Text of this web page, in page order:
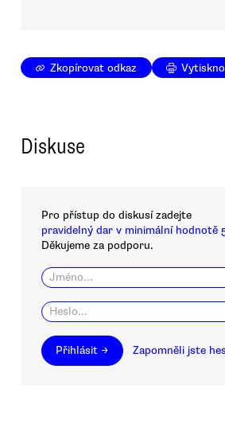
Zkopírovat odkaz
Diskuse
Pro přístup do diskusí zadejte
pravidelný dar v minimální hodnotě
Děkujeme za podporu.
Přihlásit → Zapomněli jste